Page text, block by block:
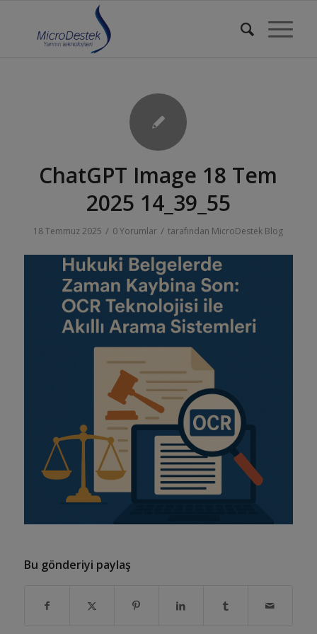
ChatGPT Image 18 Tem
2025 14_39_55
18 Temmuz 2025 / 0 Yorumlar / tarafından MicroDestek Blog
Bu gönderiyi paylaş